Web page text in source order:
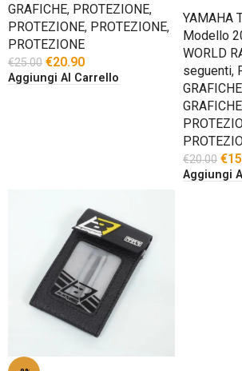
GRAFICHE, PROTEZIONE,
PROTEZIONE, PROTEZIONE,
PROTEZIONE
€25.00 €20.90
Aggiungi Al Carrello
YAMAHA
Modello
WORLD
seguenti,
GRAFICHE
GRAFICHE
€20.00 €
Aggiungi